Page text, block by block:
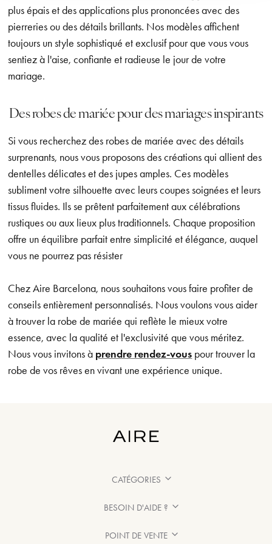
plus épais et des applications plus prononcées avec des
pierreries ou des détails brillants. Nos modèles affichent
toujours un style sophistiqué et exclusif pour que vous vous
sentiez à l'aise, confiante et radieuse le jour de votre
mariage.
Des robes de mariée pour des mariages inspirants
Si vous recherchez des robes de mariée avec des détails
surprenants, nous vous proposons des créations qui allient des
dentelles délicates et des jupes amples. Ces modèles
subliment votre silhouette avec leurs coupes soignées et leurs
tissus fluides. Ils se prêtent parfaitement aux célébrations
rustiques ou aux lieux plus traditionnels. Chaque proposition
offre un équilibre parfait entre simplicité et élégance, auquel
vous ne pourrez pas résister
Chez Aire Barcelona, nous souhaitons vous faire profiter de
conseils entièrement personnalisés. Nous voulons vous aider
à trouver la robe de mariée qui reflète le mieux votre
essence, avec la qualité et l'exclusivité que vous méritez.
Nous vous invitons à prendre rendez-vous pour trouver la
robe de vos rêves en vivant une expérience unique.
CATÉGORIES
BESOIN D'AIDE ?
POINT DE VENTE